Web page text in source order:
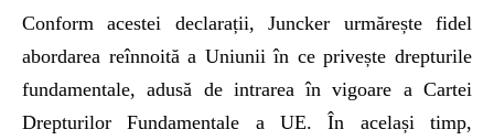
Conform acestei declarații, Juncker urmărește fidel
abordarea reînnoită a Uniunii în ce privește drepturile
fundamentale, adusă de intrarea în vigoare a Cartei
Drepturilor Fundamentale a UE. În același timp,